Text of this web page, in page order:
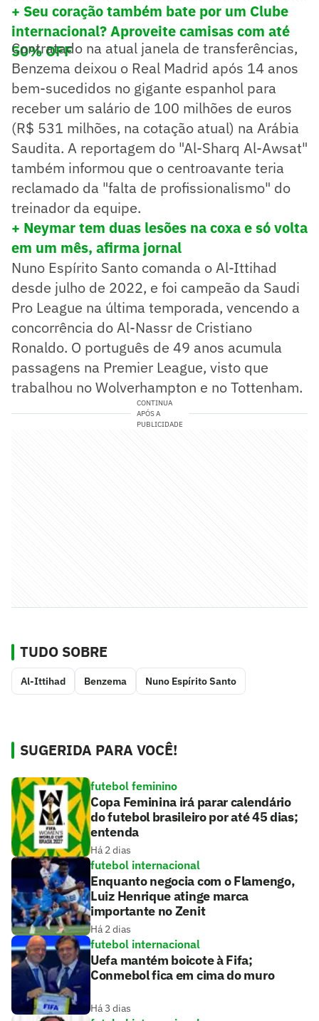
+ Seu coração também bate por um Clube
internacional? Aproveite camisas com até
50% OFF
Contratado na atual janela de transferências,
Benzema deixou o Real Madrid após 14 anos
bem-sucedidos no gigante espanhol para
receber um salário de 100 milhões de euros
(R$ 531 milhões, na cotação atual) na Arábia
Saudita. A reportagem do "Al-Sharq Al-Awsat"
também informou que o centroavante teria
reclamado da "falta de profissionalismo" do
treinador da equipe.
+ Neymar tem duas lesões na coxa e só volta
em um mês, afirma jornal
Nuno Espírito Santo comanda o Al-Ittihad
desde julho de 2022, e foi campeão da Saudi
Pro League na última temporada, vencendo a
concorrência do Al-Nassr de Cristiano
Ronaldo. O português de 49 anos acumula
passagens na Premier League, visto que
trabalhou no Wolverhampton e no Tottenham.
CONTINUA
APÓS A
PUBLICIDADE
TUDO SOBRE
Al-Ittihad Benzema Nuno Espírito Santo
SUGERIDA PARA VOCÊ!
futebol feminino
Copa Feminina irá parar calendário
do futebol brasileiro por até 45 dias;
entenda
Há 2 dias
futebol internacional
Enquanto negocia com o Flamengo,
Luiz Henrique atinge marca
importante no Zenit
Há 2 dias
futebol internacional
Uefa mantém boicote à Fifa;
Conmebol fica em cima do muro
Há 3 dias